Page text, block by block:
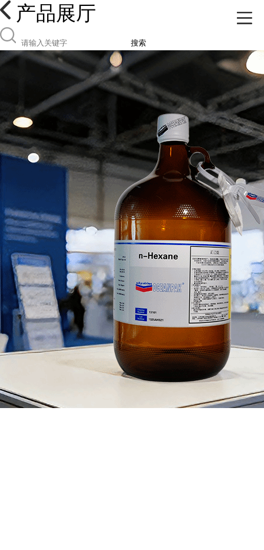
产品展厅
搜索